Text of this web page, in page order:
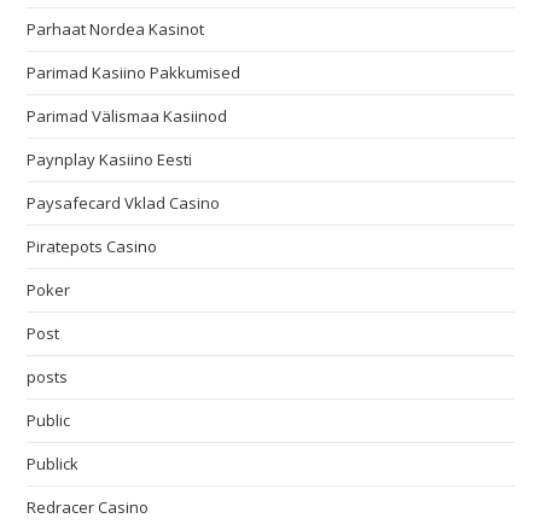
Parhaat Nordea Kasinot
Parimad Kasiino Pakkumised
Parimad Välismaa Kasiinod
Paynplay Kasiino Eesti
Paysafecard Vklad Casino
Piratepots Casino
Poker
Post
posts
Public
Publick
Redracer Casino